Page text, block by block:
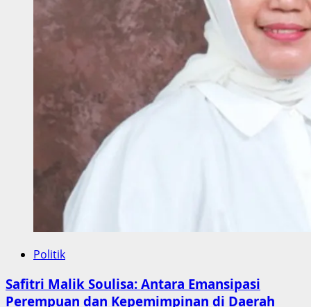
Politik
Safitri Malik Soulisa: Antara Emansipasi
Perempuan dan Kepemimpinan di Daerah